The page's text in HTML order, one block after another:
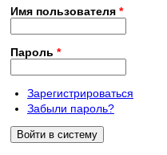
Имя пользователя *
Пароль *
Зарегистрироваться
Забыли пароль?